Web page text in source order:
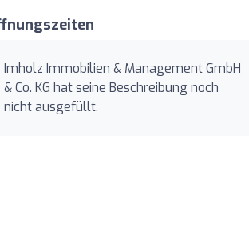
Imholz Immobilien & Management GmbH
& Co. KG hat seine Beschreibung noch
nicht ausgefüllt.